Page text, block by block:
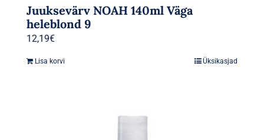
Juuksevärv NOAH 140ml Väga
heleblond 9
12,19€
Lisa korvi Üksikasjad